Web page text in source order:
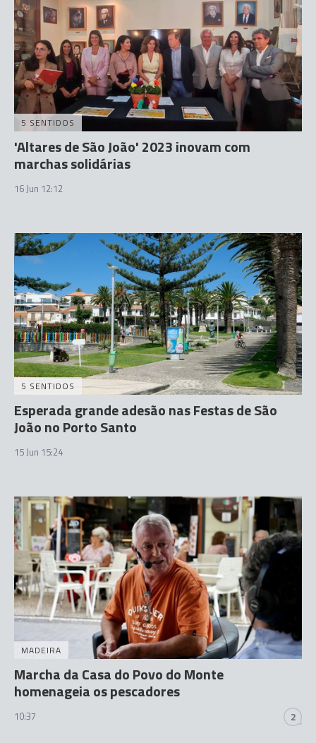
5 SENTIDOS
'Altares de São João' 2023 inovam com
marchas solidárias
16 Jun 12:12
5 SENTIDOS
Esperada grande adesão nas Festas de São
João no Porto Santo
15 Jun 15:24
MADEIRA
Marcha da Casa do Povo do Monte
homenageia os pescadores
10:37 2